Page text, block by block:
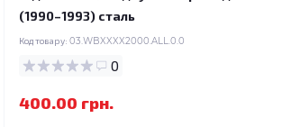
(1990–1993) сталь
Код товару: 03.WBXXXX2000.ALL.0.0
0
400.00 грн.